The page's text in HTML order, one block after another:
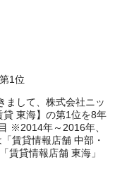
まして、株式会社ニッ
東海】の第1位を8年
※2014年～2016年、
賃貸情報店舗 中部・
賃貸情報店舗 東海」